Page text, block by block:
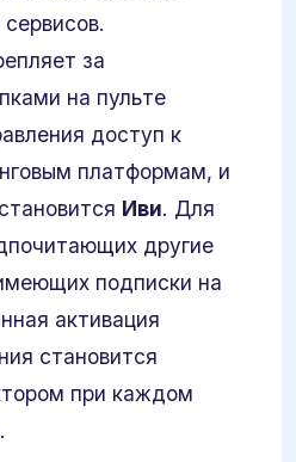
за
на пульте
доступ к
платформам, и
Иви. Для
другие
подписки на
активация
становится
при каждом